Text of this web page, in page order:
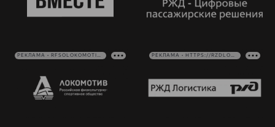
РЕКЛАМА • RFSOLOKOMOTIV.RU РЕКЛАМА • HTTPS://RZDLOG.RU/